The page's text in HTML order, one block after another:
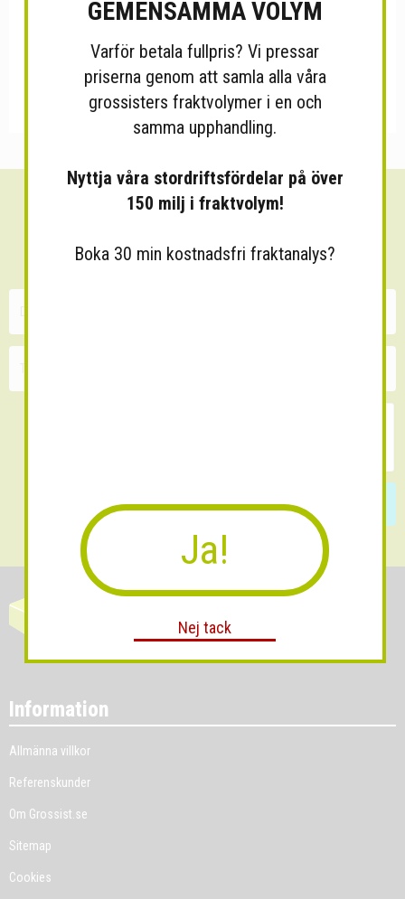
Sänk dina fraktkostnader!
30 minuters kostnadsfri konsultation
Information
Allmänna villkor
Referenskunder
Om Grossist.se
Sitemap
Cookies
GEMENSAMMA VOLYM
Varför betala fullpris? Vi pressar
priserna genom att samla alla våra
grossisters fraktvolymer i en och
samma upphandling.
Nyttja våra stordriftsfördelar på över
150 milj i fraktvolym!
Boka 30 min kostnadsfri fraktanalys?
Ja!
Nej tack